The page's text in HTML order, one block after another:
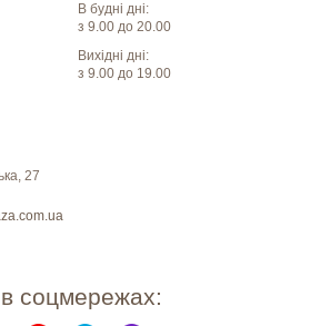
В будні дні:
з 9.00 до 20.00
Вихідні дні:
з 9.00 до 19.00
27
соцмережах: